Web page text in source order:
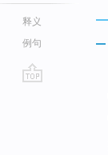
释义
例句